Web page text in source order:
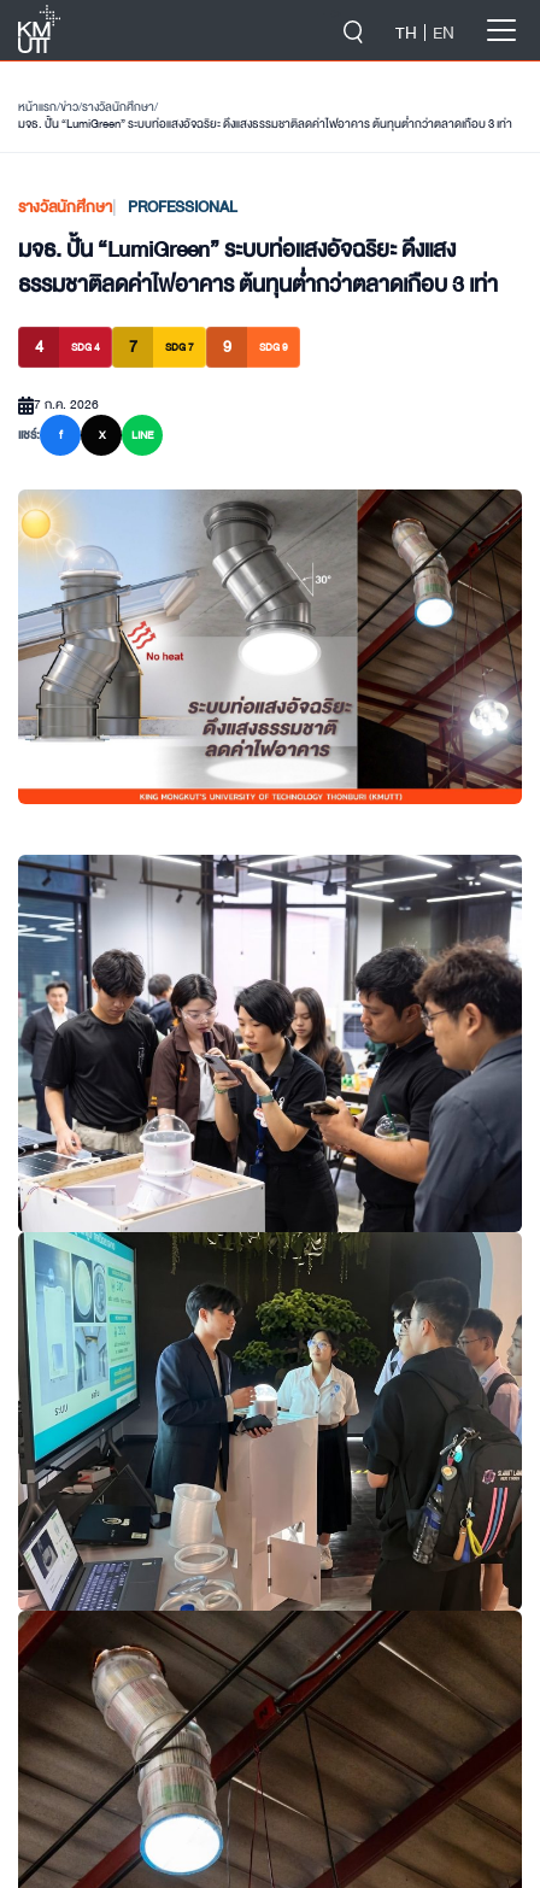
TH EN
หน้าแรก/ข่าว/รางวัลนักศึกษา/
มจธ. ปั้น “LumiGreen” ระบบท่อแสงอัจฉริยะ ดึงแสงธรรมชาติลดค่าไฟอาคาร ต้นทุนต่ำกว่าตลาดเกือบ 3 เท่า
รางวัลนักศึกษา PROFESSIONAL
มจธ. ปั้น “LumiGreen” ระบบท่อแสงอัจฉริยะ ดึงแสง
ธรรมชาติลดค่าไฟอาคาร ต้นทุนต่ำกว่าตลาดเกือบ 3 เท่า
4 SDG 4 7 SDG 7 9 SDG 9
7 ก.ค. 2026
แชร์:
f X LINE